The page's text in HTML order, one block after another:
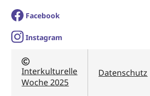
Facebook
Instagram
Interkulturelle
Woche 2025
Datenschutz